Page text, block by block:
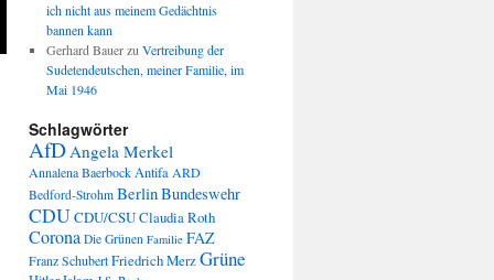
ich nicht aus meinem Gedächtnis
bannen kann
Gerhard Bauerzu Vertreibung der
Sudetendeutschen, meiner Familie, im
Mai 1946
Schlagwörter
AfDAngela Merkel
Annalena BaerbockAntifa ARD
Bedford-Strohm BerlinBundeswehr
CDUCDU/CSUClaudia Roth
Corona Die Grünen Familie FAZ
Franz SchubertFriedrich MerzGrüne